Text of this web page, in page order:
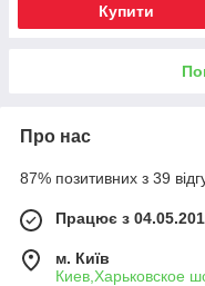
Купити
Про нас
87% позитивних з 39
Працює з
м. Київ
Киев,Харьковское